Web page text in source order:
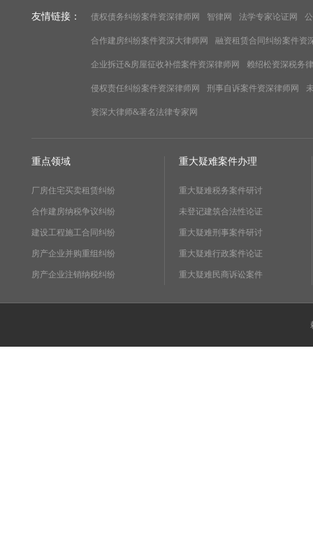
友情链接： 债权债务纠纷案件资深律师网 智律网 法学专家论证网
合作建房纠纷案件资深大律师网 融资租赁合同纠纷案件资
企业拆迁&房屋征收补偿案件资深律师网 赖绍松资深税务
侵权责任纠纷案件资深律师网 刑事自诉案件资深律师网
资深大律师&著名法律专家网
重点领域
厂房住宅买卖租赁纠纷
合作建房纳税争议纠纷
建设工程施工合同纠纷
房产企业并购重组纠纷
房产企业注销纳税纠纷
重大疑难案件办理
重大疑难税务案件研讨
未登记建筑合法性论证
重大疑难刑事案件研讨
重大疑难行政案件论证
重大疑难民商诉讼案件